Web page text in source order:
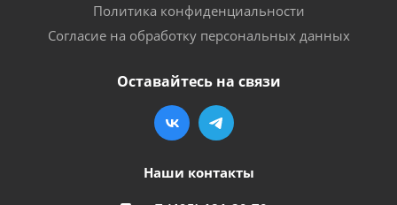
Политика конфиденциальности
Согласие на обработку персональных данных
Оставайтесь на связи
Наши контакты